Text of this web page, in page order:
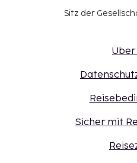
Sitz der
Über
Sicher mit